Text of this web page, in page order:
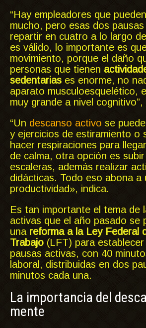
“Hay empleadores que
mucho, pero esas dos
repartir en cuatro a lo largo
es válido, lo importante es
movimiento, porque el daño
personas que tienen
sedentarias es enorme, no
aparato musculoesquelético,
muy grande a nivel cognitivo”,
“Un descanso activo se
y ejercicios de estiramiento o
hacer respiraciones para
de calma, otra opción es
escaleras, además realizar
didácticas. Todo eso abona a
productividad», indica.
Es tan importante el tema de
activas que el año pasado se
una reforma a la Ley Federal
Trabajo (LFT) para
pausas activas, con 40
laboral, distribuidas en dos
minutos cada una.
La importancia del
mente